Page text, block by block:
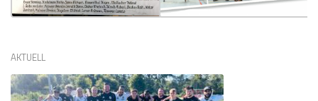
AKTUELL